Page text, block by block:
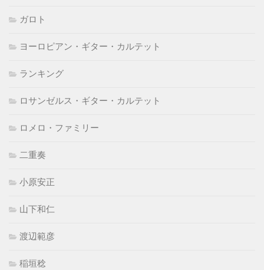
ガロト
ヨーロピアン・ギター・カルテット
ランキング
ロサンゼルス・ギター・カルテット
ロメロ・ファミリー
二重奏
小原安正
山下和仁
渡辺範彦
稲垣稔